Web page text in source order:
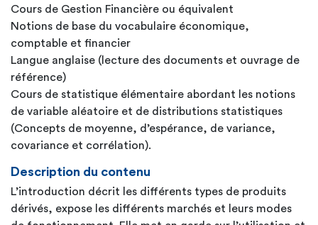
Cours de Gestion Financière ou équivalent
Notions de base du vocabulaire économique,
comptable et financier
Langue anglaise (lecture des documents et ouvrage de
référence)
Cours de statistique élémentaire abordant les notions
de variable aléatoire et de distributions statistiques
(Concepts de moyenne, d’espérance, de variance,
covariance et corrélation).
Description du contenu
L’introduction décrit les différents types de produits
dérivés, expose les différents marchés et leurs modes